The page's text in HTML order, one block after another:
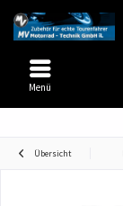
Menü
Übersicht